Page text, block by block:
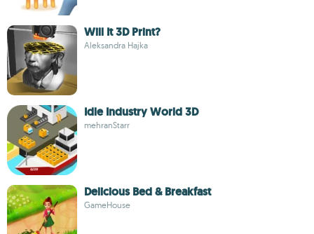
Will It 3D Print?
Aleksandra Hajka
Idle Industry World 3D
mehranStarr
Delicious Bed & Breakfast
GameHouse